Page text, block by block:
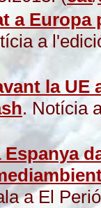
a
a
la UE
. Notícia
a El